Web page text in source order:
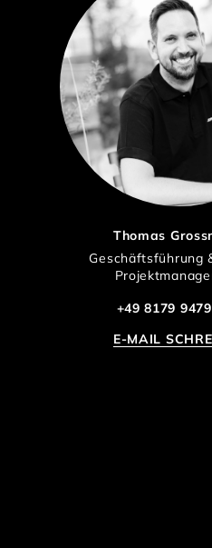
Thomas
Geschäftsführung
+49 8179
E-MAIL